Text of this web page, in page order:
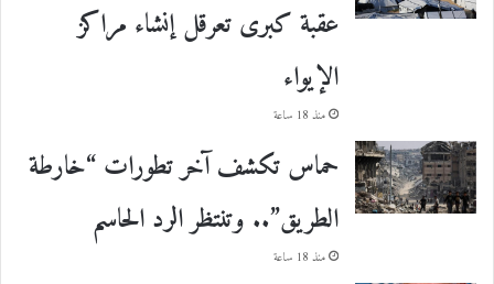
عقبة كبرى تعرقل إنشاء مراكز
الإيواء
منذ 18 ساعة
حماس تكشف آخر تطورات “خارطة
الطريق”.. وتنتظر الرد الحاسم
منذ 18 ساعة